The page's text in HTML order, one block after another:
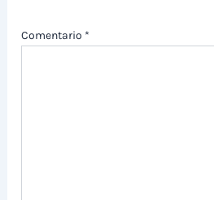
Comentario *